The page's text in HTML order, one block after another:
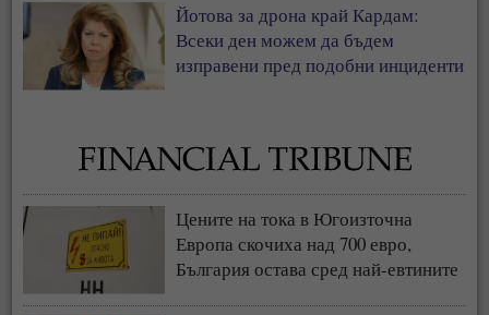
Йотова за дрона край Кардам:
Всеки ден можем да бъдем
изправени пред подобни инциденти
Цените на тока в Югоизточна
Европа скочиха над 700 евро,
България остава сред най-евтините